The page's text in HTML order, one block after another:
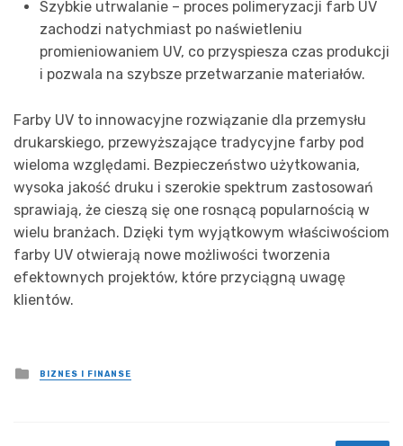
Szybkie utrwalanie – proces polimeryzacji farb UV
zachodzi natychmiast po naświetleniu
promieniowaniem UV, co przyspiesza czas produkcji
i pozwala na szybsze przetwarzanie materiałów.
Farby UV to innowacyjne rozwiązanie dla przemysłu
drukarskiego, przewyższające tradycyjne farby pod
wieloma względami. Bezpieczeństwo użytkowania,
wysoka jakość druku i szerokie spektrum zastosowań
sprawiają, że cieszą się one rosnącą popularnością w
wielu branżach. Dzięki tym wyjątkowym właściwościom
farby UV otwierają nowe możliwości tworzenia
efektownych projektów, które przyciągną uwagę
klientów.
Posted
in
BIZNES I FINANSE